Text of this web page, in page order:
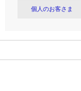
個人のお客さま